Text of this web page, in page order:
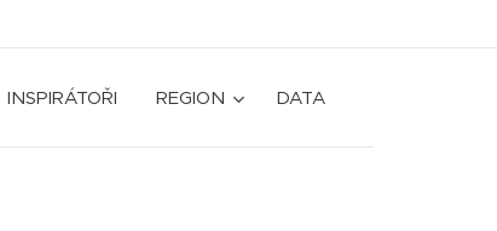
INSPIRÁTOŘI REGION DATA